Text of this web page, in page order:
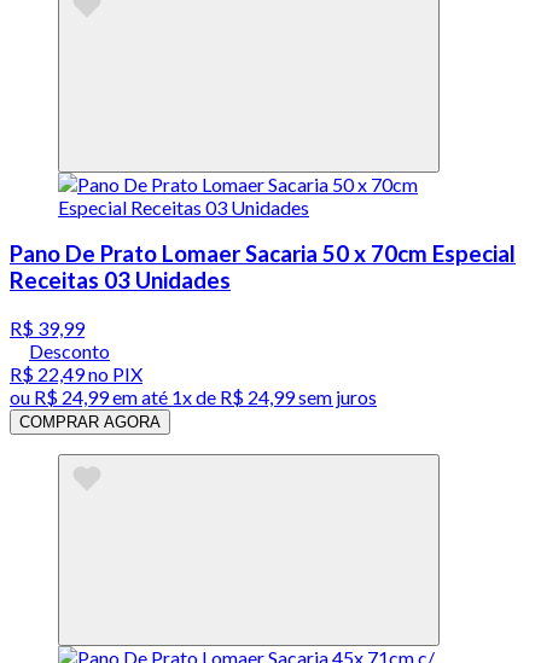
Pano De Prato Lomaer Sacaria 50 x 70cm Especial
Receitas 03 Unidades
R$ 39,99
Desconto
R$ 22,49no PIX
ou R$ 24,99em até 1x de R$ 24,99sem juros
COMPRAR AGORA